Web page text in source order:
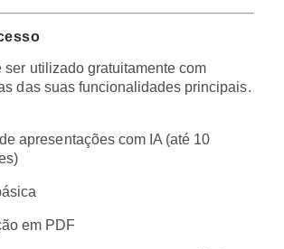
ser utilizado gratuitamente com
das suas funcionalidades principais.
apresentações com IA (até 10
em PDF